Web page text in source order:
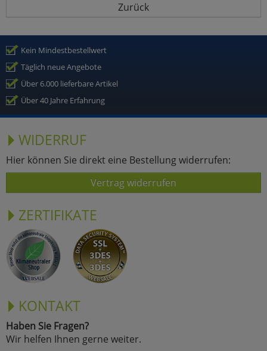
Zurück
Kein Mindestbestellwert
Täglich neue Angebote
Über 6.000 lieferbare Artikel
Über 40 Jahre Erfahrung
WIDERRUF
Hier können Sie direkt eine Bestellung widerrufen:
Vertrag widerrufen
ZERTIFIKATE
KONTAKT
Haben Sie Fragen?
Wir helfen Ihnen gerne weiter.